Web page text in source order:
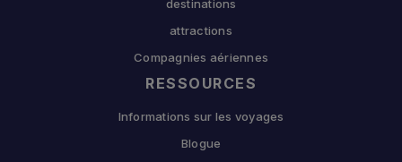
destinations
attractions
Compagnies aériennes
RESSOURCES
Informations sur les voyages
Blogue